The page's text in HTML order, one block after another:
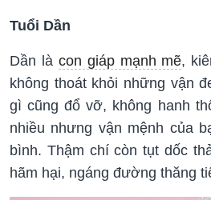
Tuổi Dần
Dần là con giáp mạnh mẽ,
không thoát khỏi những vận
gì cũng đổ vỡ, không hanh
nhiều nhưng vận mệnh của
bình. Thậm chí còn tụt dốc
hãm hại, ngáng đường thăng